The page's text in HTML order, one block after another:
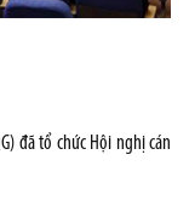
đã tổ chức Hội nghị cán